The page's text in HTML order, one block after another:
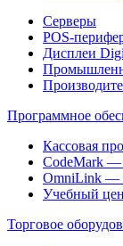
Серверы
POS-
Дисплеи
Программное
Кассовая
CodeMark —
OmniLink —
Учебный
Торговое